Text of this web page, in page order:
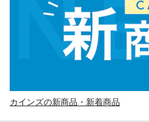
カインズの新商品・新着商品